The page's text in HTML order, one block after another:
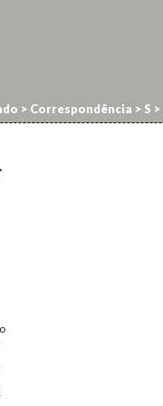
> Correspondência > S >